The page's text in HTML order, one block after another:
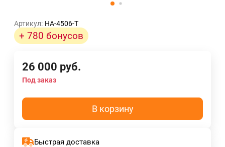
Артикул: HA-4506-T
+ 780 бонусов
26 000 руб.
Под заказ
В корзину
Быстрая доставка